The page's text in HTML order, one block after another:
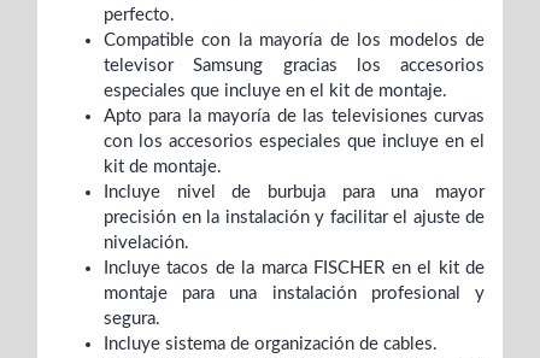
perfecto.
Compatible con la mayoría de los modelos de
televisor Samsung gracias los accesorios
especiales que incluye en el kit de montaje.
Apto para la mayoría de las televisiones curvas
con los accesorios especiales que incluye en el
kit de montaje.
Incluye nivel de burbuja para una mayor
precisión en la instalación y facilitar el ajuste de
nivelación.
Incluye tacos de la marca FISCHER en el kit de
montaje para una instalación profesional y
segura.
Incluye sistema de organización de cables.